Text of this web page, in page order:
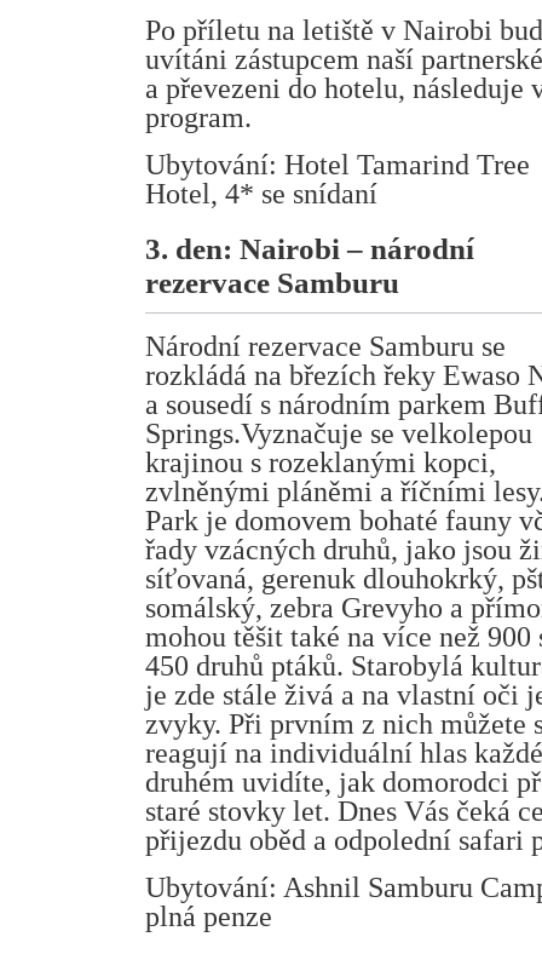
Po příletu na letiště v Nairobi
uvítáni zástupcem naší
a převezeni do hotelu, následuje
program.
Ubytování: Hotel Tamarind Tree
Hotel, 4* se snídaní
3. den: Nairobi – národní
rezervace Samburu
Národní rezervace Samburu se
rozkládá na březích řeky Ewaso
a sousedí s národním parkem
Springs.Vyznačuje se velkolepou
krajinou s rozeklanými kopci,
zvlněnými pláněmi a říčními
Park je domovem bohaté fauny
řady vzácných druhů, jako jsou
síťovaná, gerenuk dlouhokrký,
somálský, zebra Grevyho a
mohou těšit také na více než
450 druhů ptáků. Starobylá
je zde stále živá a na vlastní oči
zvyky. Při prvním z nich můžete
reagují na individuální hlas
druhém uvidíte, jak domorodci
staré stovky let. Dnes Vás čeká
přijezdu oběd a odpolední safari
Ubytování: Ashnil Samburu
plná penze